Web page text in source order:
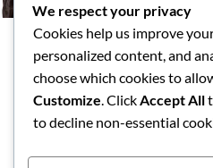
Tasspalatset AB
Skallsjö
0793-40 42 36
BG: 5072-
We respect your privacy
Cookies help us improve
personalized content, and
choose which cookies to
Customize. ClickAccept All
to decline non-essential